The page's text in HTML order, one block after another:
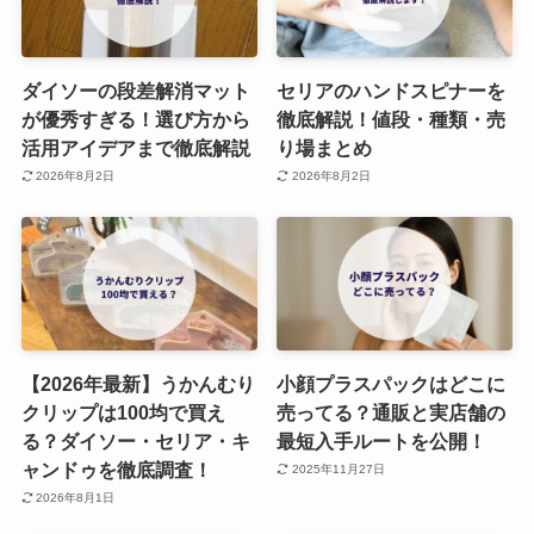
ダイソーの段差解消マット
が優秀すぎる！選び方から
活用アイデアまで徹底解説
2026年8月2日
セリアのハンドスピナーを
徹底解説！値段・種類・売
り場まとめ
2026年8月2日
【2026年最新】うかんむり
クリップは100均で買え
る？ダイソー・セリア・キ
ャンドゥを徹底調査！
2026年8月1日
小顔プラスパックはどこに
売ってる？通販と実店舗の
最短入手ルートを公開！
2025年11月27日